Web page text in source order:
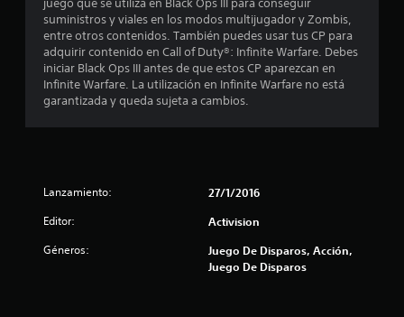
juego que se utiliza en Black Ops III para conseguir
suministros y viales en los modos multijugador y Zombis,
entre otros contenidos. También puedes usar tus CP para
adquirir contenido en Call of Duty®: Infinite Warfare. Debes
iniciar Black Ops III antes de que estos CP aparezcan en
Infinite Warfare. La utilización en Infinite Warfare no está
garantizada y queda sujeta a cambios.
Lanzamiento: 27/1/2016
Editor: Activision
Géneros:
Juego De Disparos, Acción,
Juego De Disparos